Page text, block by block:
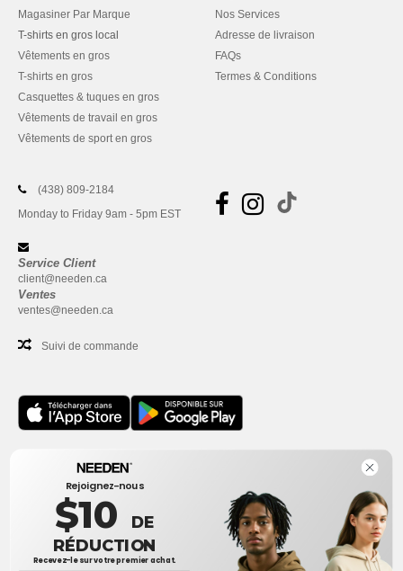
Magasiner Par Marque
T-shirts en gros local
Vêtements en gros
T-shirts en gros
Casquettes & tuques en gros
Vêtements de travail en gros
Vêtements de sport en gros
Nos Services
Adresse de livraison
FAQs
Termes & Conditions
(438) 809-2184
Monday to Friday 9am - 5pm EST
Service Client
client@needen.ca
Ventes
ventes@needen.ca
Suivi de commande
Bureau
One Dundas Street West Suite 2500
Toronto, Ontario, M5G 1Z3
Ceci n'est PAS l'adresse de retour. Pour les retours, voir ici
Rejoignez-nous
$10 DE
RÉDUCTION
Recevez-le sur votre premier achat.